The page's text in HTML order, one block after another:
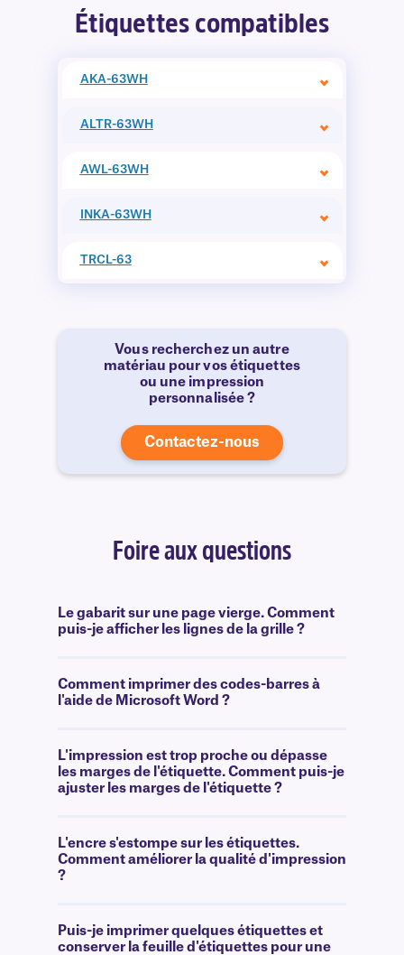
Étiquettes compatibles
AKA-63WH
ALTR-63WH
AWL-63WH
INKA-63WH
TRCL-63
Vous recherchez un autre
matériau pour vos étiquettes
ou une impression
personnalisée ?
Contactez-nous
Foire aux questions
Le gabarit sur une page vierge. Comment
puis-je afficher les lignes de la grille ?
Comment imprimer des codes-barres à
l'aide de Microsoft Word ?
L'impression est trop proche ou dépasse
les marges de l'étiquette. Comment puis-je
ajuster les marges de l'étiquette ?
L'encre s'estompe sur les étiquettes.
Comment améliorer la qualité d'impression
?
Puis-je imprimer quelques étiquettes et
conserver la feuille d'étiquettes pour une